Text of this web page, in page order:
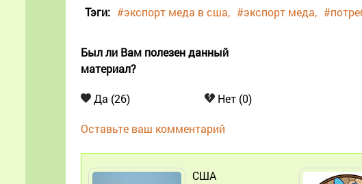
Тэги: #экспорт меда в сша #экспорт меда
Был ли Вам полезен данный
материал?
Да (26) Нет (0)
Оставьте ваш комментарий
США